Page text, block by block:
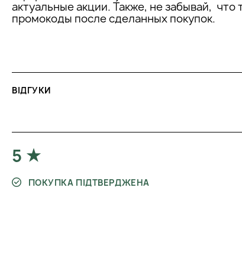
використовуються особливі властивості
протидіяти вільним радикалам та надавати
рубцювальну, антибактеріальну та
Збовтати перед використанням. Нанести на зони, які
актуальные акции. Также, не забывай,
промокоды после сделанных покупок.
ВІДГУКИ
5
ПОКУПКА ПІДТВЕРДЖЕНА